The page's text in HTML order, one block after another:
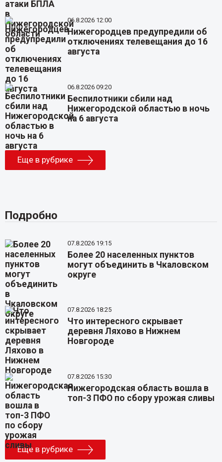
06.8.2026 12:00
Нижегородцев предупредили об
отключениях телевещания до 16
августа
06.8.2026 09:20
Беспилотники сбили над
Нижегородской областью в ночь
на 6 августа
Еще в рубрике
Подробно
07.8.2026 19:15
Более 20 населенных пунктов
могут объединить в Чкаловском
округе
07.8.2026 18:25
Что интересного скрывает
деревня Ляхово в Нижнем
Новгороде
07.8.2026 15:30
Нижегородская область вошла в
топ-3 ПФО по сбору урожая сливы
Еще в рубрике